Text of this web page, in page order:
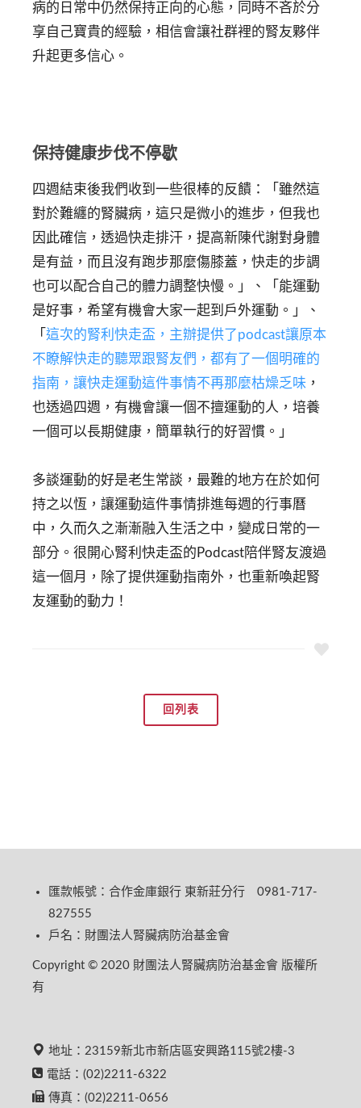
病的日常中仍然保持正向的心態，同時不吝於分
享自己寶貴的經驗，相信會讓社群裡的腎友夥伴
升起更多信心。
保持健康步伐不停歇
四週結束後我們收到一些很棒的反饋：「雖然這
對於難纏的腎臟病，這只是微小的進步，但我也
因此確信，透過快走排汗，提高新陳代謝對身體
是有益，而且沒有跑步那麼傷膝蓋，快走的步調
也可以配合自己的體力調整快慢。」、「能運動
是好事，希望有機會大家一起到戶外運動。」、
「 這次的腎利快走盃，主辦提供了podcast讓原本
不瞭解快走的聽眾跟腎友們，都有了一個明確的
指南，讓快走運動這件事情不再那麼枯燥乏味 ，
也透過四週，有機會讓一個不擅運動的人，培養
一個可以長期健康，簡單執行的好習慣。」
多談運動的好是老生常談，最難的地方在於如何
持之以恆，讓運動這件事情排進每週的行事曆
中，久而久之漸漸融入生活之中，變成日常的一
部分。很開心腎利快走盃的Podcast陪伴腎友渡過
這一個月，除了提供運動指南外，也重新喚起腎
友運動的動力！
回列表
匯款帳號：合作金庫銀行 東新莊分行 0981-717-
827555
戶名：財團法人腎臟病防治基金會
Copyright © 2020 財團法人腎臟病防治基金會 版權所
有
地址：23159新北市新店區安興路115號2樓-3
電話：(02)2211-6322
傳真：(02)2211-0656